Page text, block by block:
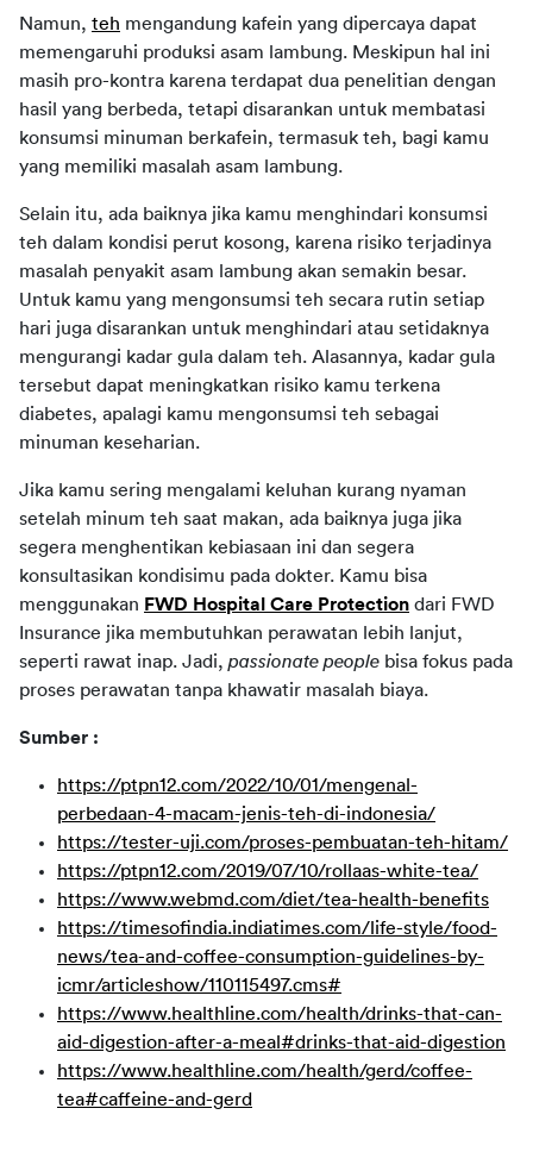
Namun, teh mengandung kafein yang dipercaya dapat
memengaruhi produksi asam lambung. Meskipun hal ini
masih pro-kontra karena terdapat dua penelitian dengan
hasil yang berbeda, tetapi disarankan untuk membatasi
konsumsi minuman berkafein, termasuk teh, bagi kamu
yang memiliki masalah asam lambung.
Selain itu, ada baiknya jika kamu menghindari konsumsi
teh dalam kondisi perut kosong, karena risiko terjadinya
masalah penyakit asam lambung akan semakin besar.
Untuk kamu yang mengonsumsi teh secara rutin setiap
hari juga disarankan untuk menghindari atau setidaknya
mengurangi kadar gula dalam teh. Alasannya, kadar gula
tersebut dapat meningkatkan risiko kamu terkena
diabetes, apalagi kamu mengonsumsi teh sebagai
minuman keseharian.
Jika kamu sering mengalami keluhan kurang nyaman
setelah minum teh saat makan, ada baiknya juga jika
segera menghentikan kebiasaan ini dan segera
konsultasikan kondisimu pada dokter. Kamu bisa
menggunakan FWD Hospital Care Protection dari FWD
Insurance jika membutuhkan perawatan lebih lanjut,
seperti rawat inap. Jadi, passionate people bisa fokus pada
proses perawatan tanpa khawatir masalah biaya.
Sumber :
https://ptpn12.com/2022/10/01/mengenal-
perbedaan-4-macam-jenis-teh-di-indonesia/
https://tester-uji.com/proses-pembuatan-teh-hitam/
https://ptpn12.com/2019/07/10/rollaas-white-tea/
https://www.webmd.com/diet/tea-health-benefits
https://timesofindia.indiatimes.com/life-style/food-
news/tea-and-coffee-consumption-guidelines-by-
icmr/articleshow/110115497.cms#
https://www.healthline.com/health/drinks-that-can-
aid-digestion-after-a-meal#drinks-that-aid-digestion
https://www.healthline.com/health/gerd/coffee-
tea#caffeine-and-gerd